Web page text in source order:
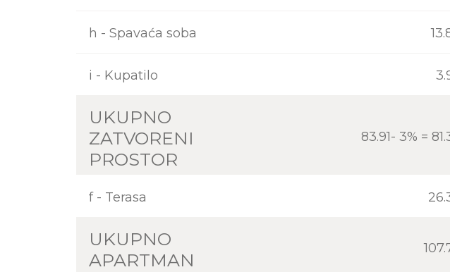
h - Spavaća soba
i - Kupatilo
UKUPNO
ZATVORENI
PROSTOR
83.91- 3% =
f - Terasa
UKUPNO
APARTMAN